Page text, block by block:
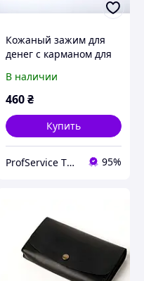
Кожаный зажим для
денег с карманом для
женский коричневый
Zosh коньяк
В наличии
460₴
Купить
ProfService ТОВ "Профессиональный сервис" 95%